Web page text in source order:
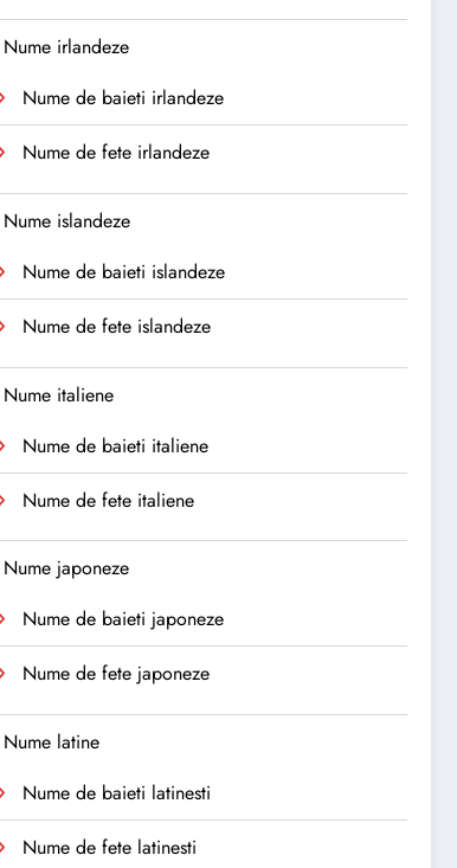
Nume irlandeze
Nume de baieti irlandeze
Nume de fete irlandeze
Nume islandeze
Nume de baieti islandeze
Nume de fete islandeze
Nume italiene
Nume de baieti italiene
Nume de fete italiene
Nume japoneze
Nume de baieti japoneze
Nume de fete japoneze
Nume latine
Nume de baieti latinesti
Nume de fete latinesti